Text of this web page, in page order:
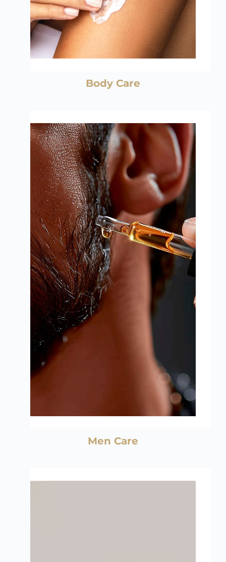
Body Care
Cuidados para
pele, cabelo e barba com fórmulas
específicas e eficientes.
Shampoo, balm, óleo, esfoliante, gel,
creme, pastas,
finalizador e escurecedor.
Falar com consultor
Men Care